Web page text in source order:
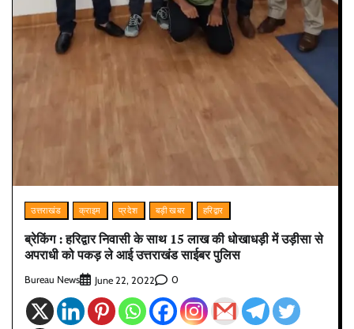
उत्तराखंड क्राइम प्रदेश बड़ी खबर हरिद्वार
ब्रेकिंग : हरिद्वार निवासी के साथ 15 लाख की धोखाधड़ी में उड़ीसा से
अपराधी को पकड़ ले आई उत्तराखंड साईबर पुलिस
Bureau News June 22, 2022 0